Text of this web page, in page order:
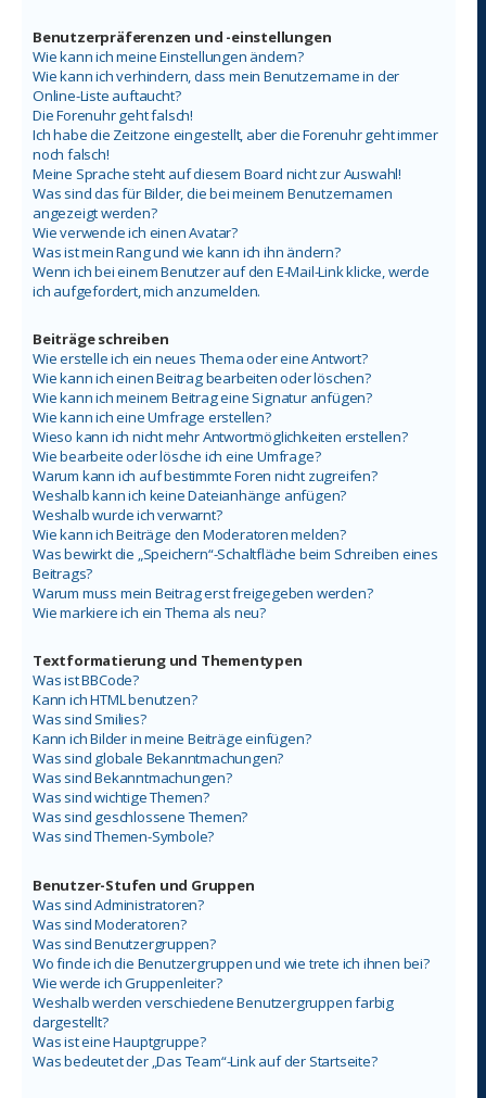
Benutzerpräferenzen und -einstellungen
Wie kann ich meine Einstellungen ändern?
Wie kann ich verhindern, dass mein Benutzername in der
Online-Liste auftaucht?
Die Forenuhr geht falsch!
Ich habe die Zeitzone eingestellt, aber die Forenuhr geht immer
noch falsch!
Meine Sprache steht auf diesem Board nicht zur Auswahl!
Was sind das für Bilder, die bei meinem Benutzernamen
angezeigt werden?
Wie verwende ich einen Avatar?
Was ist mein Rang und wie kann ich ihn ändern?
Wenn ich bei einem Benutzer auf den E-Mail-Link klicke, werde
ich aufgefordert, mich anzumelden.
Beiträge schreiben
Wie erstelle ich ein neues Thema oder eine Antwort?
Wie kann ich einen Beitrag bearbeiten oder löschen?
Wie kann ich meinem Beitrag eine Signatur anfügen?
Wie kann ich eine Umfrage erstellen?
Wieso kann ich nicht mehr Antwortmöglichkeiten erstellen?
Wie bearbeite oder lösche ich eine Umfrage?
Warum kann ich auf bestimmte Foren nicht zugreifen?
Weshalb kann ich keine Dateianhänge anfügen?
Weshalb wurde ich verwarnt?
Wie kann ich Beiträge den Moderatoren melden?
Was bewirkt die „Speichern“-Schaltfläche beim Schreiben eines
Beitrags?
Warum muss mein Beitrag erst freigegeben werden?
Wie markiere ich ein Thema als neu?
Textformatierung und Thementypen
Was ist BBCode?
Kann ich HTML benutzen?
Was sind Smilies?
Kann ich Bilder in meine Beiträge einfügen?
Was sind globale Bekanntmachungen?
Was sind Bekanntmachungen?
Was sind wichtige Themen?
Was sind geschlossene Themen?
Was sind Themen-Symbole?
Benutzer-Stufen und Gruppen
Was sind Administratoren?
Was sind Moderatoren?
Was sind Benutzergruppen?
Wo finde ich die Benutzergruppen und wie trete ich ihnen bei?
Wie werde ich Gruppenleiter?
Weshalb werden verschiedene Benutzergruppen farbig
dargestellt?
Was ist eine Hauptgruppe?
Was bedeutet der „Das Team“-Link auf der Startseite?